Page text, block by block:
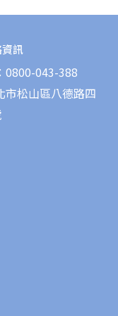
訊
0800-043-388
市松山區八德路四